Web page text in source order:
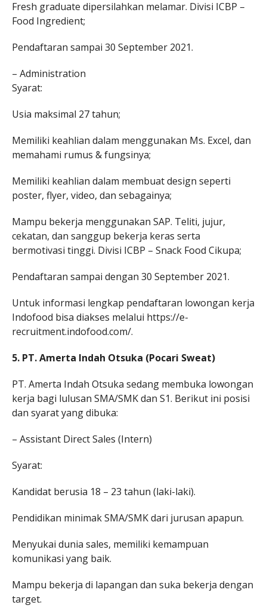
Fresh graduate dipersilahkan melamar. Divisi ICBP –
Food Ingredient;
Pendaftaran sampai 30 September 2021.
– Administration
Syarat:
Usia maksimal 27 tahun;
Memiliki keahlian dalam menggunakan Ms. Excel, dan
memahami rumus & fungsinya;
Memiliki keahlian dalam membuat design seperti
poster, flyer, video, dan sebagainya;
Mampu bekerja menggunakan SAP. Teliti, jujur,
cekatan, dan sanggup bekerja keras serta
bermotivasi tinggi. Divisi ICBP – Snack Food Cikupa;
Pendaftaran sampai dengan 30 September 2021.
Untuk informasi lengkap pendaftaran lowongan kerja
Indofood bisa diakses melalui https://e-
recruitment.indofood.com/.
5. PT. Amerta Indah Otsuka (Pocari Sweat)
PT. Amerta Indah Otsuka sedang membuka lowongan
kerja bagi lulusan SMA/SMK dan S1. Berikut ini posisi
dan syarat yang dibuka:
– Assistant Direct Sales (Intern)
Syarat:
Kandidat berusia 18 – 23 tahun (laki-laki).
Pendidikan minimak SMA/SMK dari jurusan apapun.
Menyukai dunia sales, memiliki kemampuan
komunikasi yang baik.
Mampu bekerja di lapangan dan suka bekerja dengan
target.